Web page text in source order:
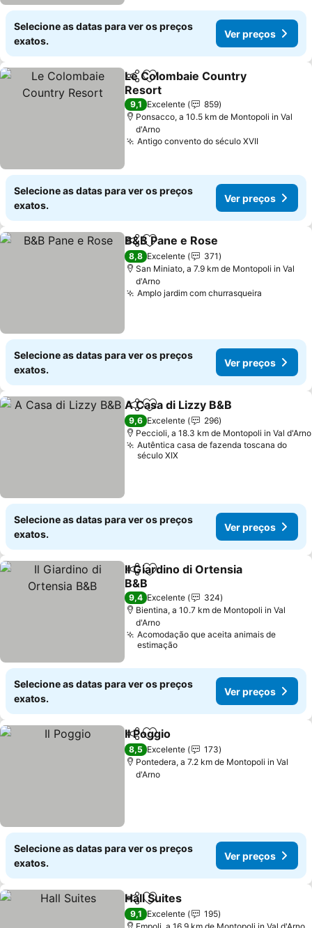
Selecione as datas para ver os preços
exatos.
Ver preços
PartilharAdicionar aos favoritos
Le Colombaie Country
Resort
Ver preços
9,1 Excelente
859
Ponsacco, a 10.5 km de Montopoli in Val
d'Arno
Antigo convento do século XVIIVer
Selecione as datas para ver os preços
exatos.
Ver preços
PartilharAdicionar aos favoritos
B&B Pane e Rose
8,8 Excelente
371
San Miniato, a 7.9 km de Montopoli in Val
d'Arno
Amplo jardim com churrasqueira
Selecione as datas para ver os preços
exatos.
Ver preços
PartilharAdicionar aos favoritos
A Casa di Lizzy B&B
9,6 Excelente
296
Peccioli, a 18.3 km de Montopoli in Val d'Arno
Autêntica casa de fazenda toscana do
século XIX
Selecione as datas para ver os preços
exatos.
Ver preços
PartilharAdicionar aos favoritos
Il Giardino di Ortensia
B&B
Ver preços
9,4 Excelente
324
Bientina, a 10.7 km de Montopoli in Val
d'Arno
Acomodação que aceita animais de
estimação
Selecione as datas para ver os preços
exatos.
Ver preços
PartilharAdicionar aos favoritos
Il Poggio
8,5 Excelente
173
Pontedera, a 7.2 km de Montopoli in Val
d'Arno
Selecione as datas para ver os preços
exatos.
Ver preços
PartilharAdicionar aos favoritos
Hall Suites
9,1 Excelente
195